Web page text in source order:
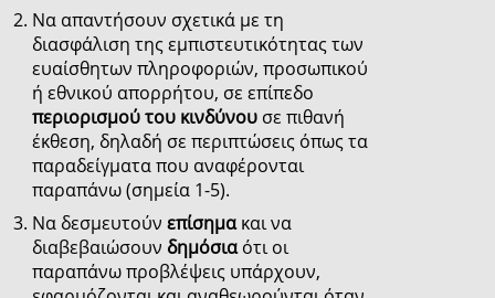
Να απαντήσουν σχετικά με τη
διασφάλιση της εμπιστευτικότητας των
ευαίσθητων πληροφοριών, προσωπικού
ή εθνικού απορρήτου, σε επίπεδο
περιορισμού του κινδύνουσε πιθανή
έκθεση, δηλαδή σε περιπτώσεις όπως τα
παραδείγματα που αναφέρονται
παραπάνω (σημεία 1-5).
Να δεσμευτούν επίσημακαι να
διαβεβαιώσουν δημόσιαότι οι
παραπάνω προβλέψεις υπάρχουν,